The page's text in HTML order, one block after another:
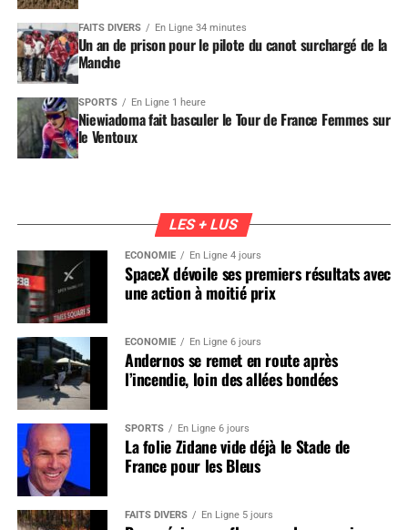
FAITS DIVERS En Ligne 34 minutes
Un an de prison pour le pilote du canot surchargé de la
Manche
SPORTS En Ligne 1 heure
Niewiadoma fait basculer le Tour de France Femmes sur
le Ventoux
LES + LUS
ÉCONOMIE En Ligne 4 jours
SpaceX dévoile ses premiers résultats avec
une action à moitié prix
ÉCONOMIE En Ligne 6 jours
Andernos se remet en route après
l’incendie, loin des allées bondées
SPORTS En Ligne 6 jours
La folie Zidane vide déjà le Stade de
France pour les Bleus
FAITS DIVERS En Ligne 5 jours